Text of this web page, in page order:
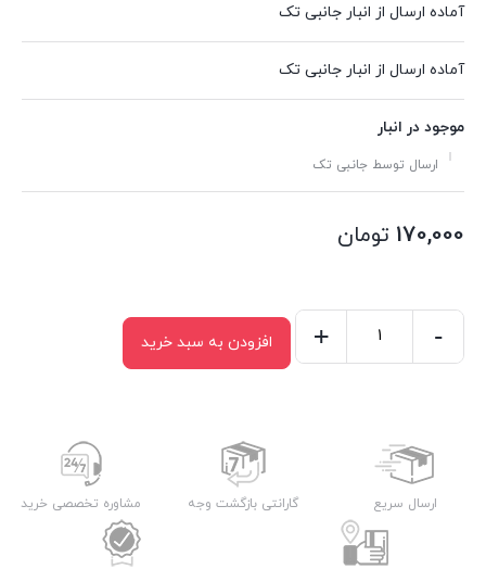
آماده ارسال از انبار جانبی تک
آماده ارسال از انبار جانبی تک
موجود در انبار
ارسال توسط جانبی تک
170,000 تومان
-
+ افزودن به سبد خرید
ارسال سریع گارانتی بازگشت وجه مشاوره تخصصی خرید